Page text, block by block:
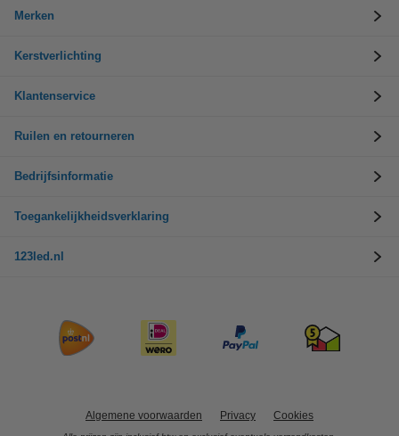
Merken
Kerstverlichting
Klantenservice
Ruilen en retourneren
Bedrijfsinformatie
Toegankelijkheidsverklaring
123led.nl
Algemene voorwaarden Privacy Cookies